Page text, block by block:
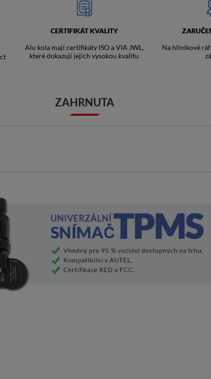
CERTIFIKÁT KVALITY
Alu kola mají certifikáty ISO a VIA JWL,
které dokazují jejich vysokou kvalitu
Na hliníkové
ZAHRNUTA